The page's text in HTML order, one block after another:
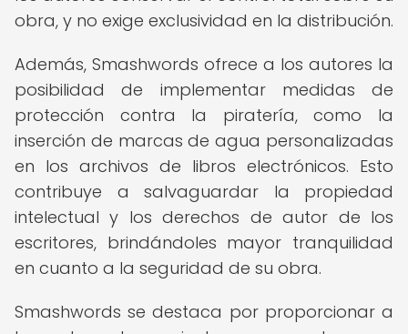
obra, y no exige exclusividad en la distribución.
Además, Smashwords ofrece a los autores la
posibilidad de implementar medidas de
protección contra la piratería, como la
inserción de marcas de agua personalizadas
en los archivos de libros electrónicos. Esto
contribuye a salvaguardar la propiedad
intelectual y los derechos de autor de los
escritores, brindándoles mayor tranquilidad
en cuanto a la seguridad de su obra.
Smashwords se destaca por proporcionar a